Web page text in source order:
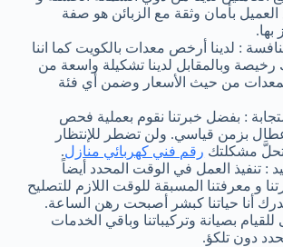
العميل بأمان وثقة مع الزبائن هو صفة
بها.
: لدينا أرخص معدات بالكويت كما اننا
رخيصة وبالمقابل لدينا تشكيلة واسعة من
من حيث الأسعار وضمن أي فئة
: بفضل خبرتنا نقوم بعملية فحص
بزمن قياسي. ولن تضطر للإنتظار
تحلَّ مشكلتك رقم فني كهربائي منازل.
: تنفيذ العمل في الوقت المحدد أيضاً
و معرفتنا المسبقة للوقت اللازم للتصليح
ندرك أنا حياتنا كبشر أصبحت رهن الساعة.
بصيانة وتركيباتنا وباقي الخدمات
دون تلكؤ.